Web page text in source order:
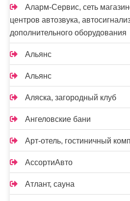
Аларм-Сервис, сеть
центров автозвука,
дополнительного оборудования
Альянс
Альянс
Аляска, загородный клуб
Ангеловские бани
Арт-отель, гостиничный
АссортиАвто
Атлант, сауна